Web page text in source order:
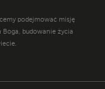
podejmować misję
budowanie życia